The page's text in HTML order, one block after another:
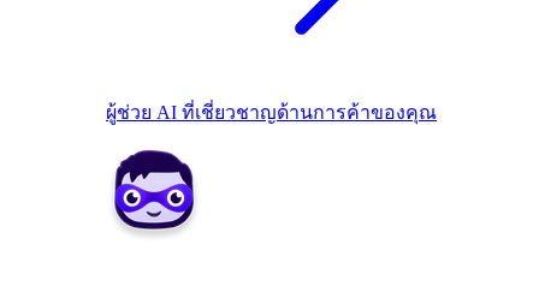
ผู้ช่วย AI ที่เชี่ยวชาญด้านการค้าของคุณ